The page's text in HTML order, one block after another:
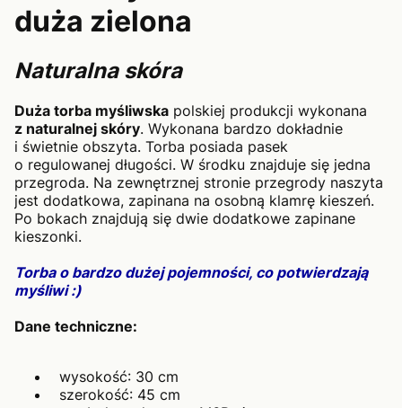
duża zielona
Naturalna skóra
Duża torba myśliwska polskiej produkcji wykonana
z naturalnej skóry. Wykonana bardzo dokładnie
i świetnie obszyta. Torba posiada pasek
o regulowanej długości. W środku znajduje się jedna
przegroda. Na zewnętrznej stronie przegrody naszyta
jest dodatkowa, zapinana na osobną klamrę kieszeń.
Po bokach znajdują się dwie dodatkowe zapinane
kieszonki.
Torba o bardzo dużej pojemności, co potwierdzają
myśliwi :)
Dane techniczne:
wysokość: 30 cm
szerokość: 45 cm